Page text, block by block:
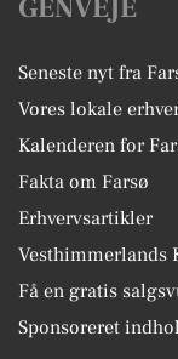
GENVEJE
Seneste nyt fra
Vores lokale
Kalenderen for
Fakta om Farsø
Erhvervsartikler
Vesthimmerlands
Få en gratis
Sponsoreret